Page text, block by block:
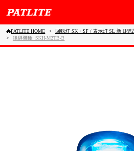
PATLITE HOME 回転灯 SK・SF / 表示灯 SL 新旧型
後継機種: SKH-M2TB-B